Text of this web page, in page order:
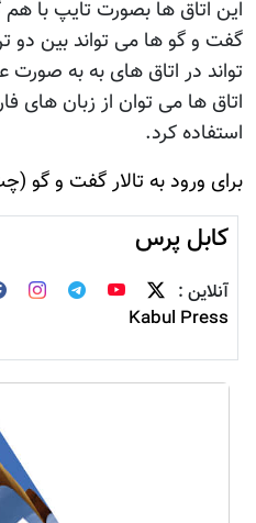
اين اتاق ها بصورت تايپ با
گفت و گو ها می تواند بين دو
تواند در اتاق های به به
اتاق ها می توان از زبان های
استفاده کرد.
برای ورود به تالار گفت و گو
کابل پرس
آنلاین :
Kabul Press